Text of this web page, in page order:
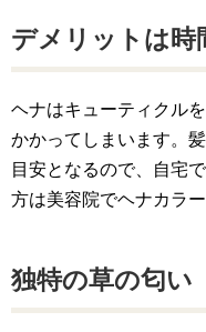
デメリットは時
ヘナはキューティクル
かかってしまいます。
目安となるので、自宅
方は美容院でヘナカラ
独特の草の匂い